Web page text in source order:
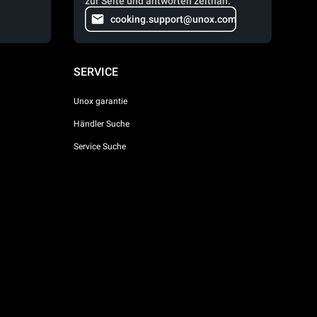
cooking.support@unox.com
SERVICE
Unox garantie
Händler Suche
Service Suche